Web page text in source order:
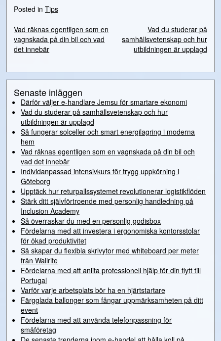
Posted in Tips
Inläggsnavigering
Vad räknas egentligen som en
vagnskada på din bil och vad
det innebär
Vad du studerar på
samhällsvetenskap och hur
utbildningen är upplagd
Senaste inläggen
Därför väljer e-handlare Jemsu för smartare ekonomi
Vad du studerar på samhällsvetenskap och hur
utbildningen är upplagd
Så fungerar solceller och smart energilagring i moderna
hem
Vad räknas egentligen som en vagnskada på din bil och
vad det innebär
Individanpassad intensivkurs för trygg uppkörning i
Göteborg
Upptäck hur returpallssystemet revolutionerar logistikflöden
Stärk ditt självförtroende med personlig handledning på
Inclusion Academy
Så överraskar du med en personlig godisbox
Fördelarna med att investera i ergonomiska kontorsstolar
för ökad produktivitet
Så skapar du flexibla skrivytor med whiteboard per meter
från Wallrite
Fördelarna med att anlita professionell hjälp för din flytt till
Portugal
Varför varje arbetsplats bör ha en hjärtstartare
Färgglada ballonger som fångar uppmärksamheten på ditt
event
Fördelarna med att använda telefonpassning för
småföretag